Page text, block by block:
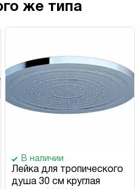
же типа
В наличии
Лейка для тропического
душа 30 см круглая